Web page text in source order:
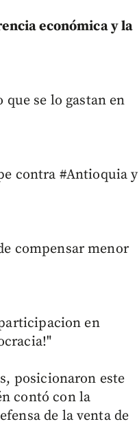
económica y la
se lo gastan en
contra #Antioquia y
compensar menor
en
posicionaron este
contó con la
de la venta de